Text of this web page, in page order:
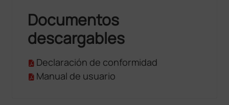
Documentos
descargables
Declaración de conformidad
Manual de usuario